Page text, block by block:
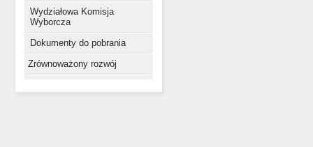
Wydziałowa Komisja
Wyborcza
Dokumenty do pobrania
Zrównoważony rozwój